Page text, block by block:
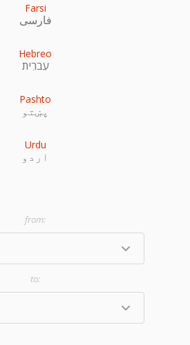
Farsi
فارسی
Hebreo
עִברִית
Pashto
پښتو
Urdu
اردو